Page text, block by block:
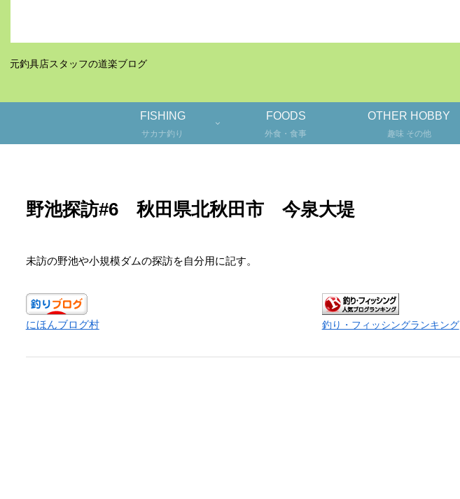
元釣具店スタッフの道楽ブログ
FISHING
サカナ釣り
FOODS
外食・食事
OTHER HOBBY
趣味 その他
野池探訪#6 秋田県北秋田市 今泉大堤
未訪の野池や小規模ダムの探訪を自分用に記す。
にほんブログ村 釣り・フィッシングランキング